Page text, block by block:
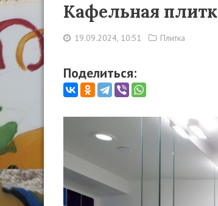
Кафельная
19.09.2024, 10:51 Плитка
Поделиться: